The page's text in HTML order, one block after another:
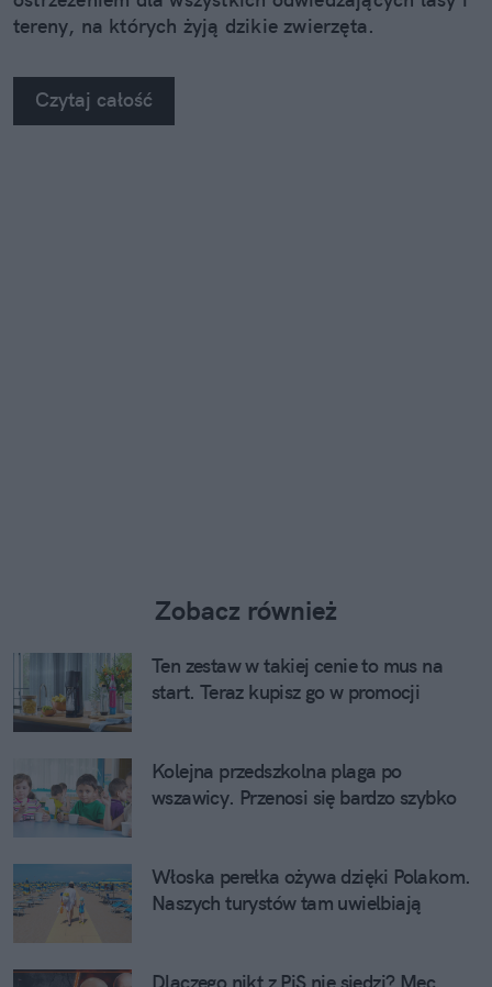
tereny, na których żyją dzikie zwierzęta.
Czytaj całość
Zobacz również
Ten zestaw w takiej cenie to mus na
start. Teraz kupisz go w promocji
Kolejna przedszkolna plaga po
wszawicy. Przenosi się bardzo szybko
Włoska perełka ożywa dzięki Polakom.
Naszych turystów tam uwielbiają
Dlaczego nikt z PiS nie siedzi? Mec.